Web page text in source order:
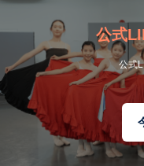
公式
公式